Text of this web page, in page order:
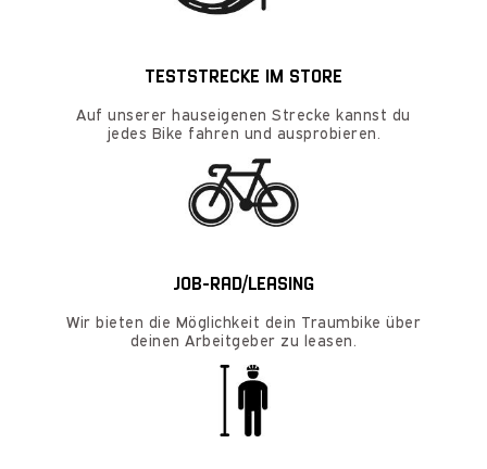
TESTSTRECKE IM STORE
Auf unserer hauseigenen Strecke kannst du
jedes Bike fahren und ausprobieren.
JOB-RAD/LEASING
Wir bieten die Möglichkeit dein Traumbike über
deinen Arbeitgeber zu leasen.